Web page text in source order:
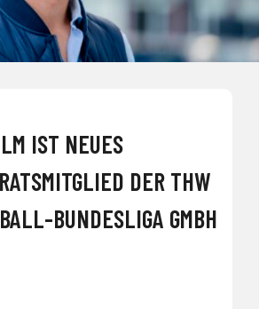
IST NEUES
DER THW
BUNDESLIGA GMBH